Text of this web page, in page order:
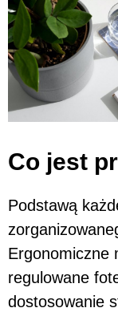
Co jest
Podstawą
Ergonomiczne
regulowane
dostosowanie